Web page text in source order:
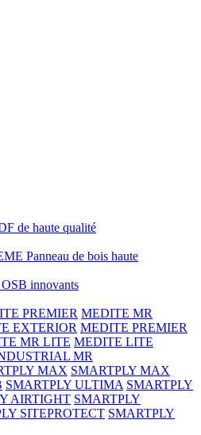
de haute qualité
Panneau de bois haute
innovants
PREMIER MEDITE MR
EXTERIOR MEDITE PREMIER
MR LITE MEDITE LITE
MR
MAX SMARTPLY MAX
SMARTPLY ULTIMA SMARTPLY
AIRTIGHT SMARTPLY
SITEPROTECT SMARTPLY